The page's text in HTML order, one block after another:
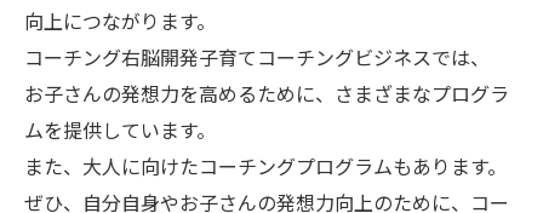
向上につながります。
コーチング右脳開発子育てコーチングビジネスでは、
お子さんの発想力を高めるために、さまざまなプログラ
ムを提供しています。
また、大人に向けたコーチングプログラムもあります。
ぜひ、自分自身やお子さんの発想力向上のために、コー